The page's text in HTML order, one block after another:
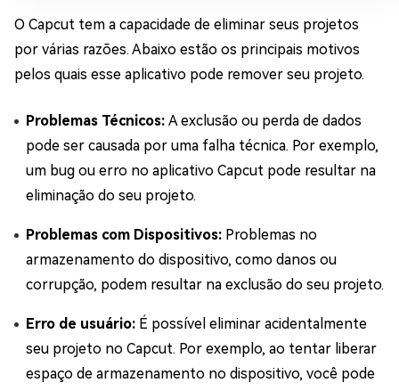
O Capcut tem a capacidade de eliminar seus projetos
por várias razões. Abaixo estão os principais motivos
pelos quais esse aplicativo pode remover seu projeto.
Problemas Técnicos: A exclusão ou perda de dados
pode ser causada por uma falha técnica. Por exemplo,
um bug ou erro no aplicativo Capcut pode resultar na
eliminação do seu projeto.
Problemas com Dispositivos: Problemas no
armazenamento do dispositivo, como danos ou
corrupção, podem resultar na exclusão do seu projeto.
Erro de usuário: É possível eliminar acidentalmente
seu projeto no Capcut. Por exemplo, ao tentar liberar
espaço de armazenamento no dispositivo, você pode